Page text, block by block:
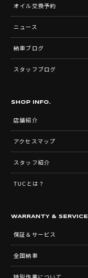
オイル交換予約
ニュース
納車ブログ
スタッフブログ
SHOP INFO.
店舗紹介
アクセスマップ
スタッフ紹介
TUCとは？
WARRANTY & SERVICE
保証＆サービス
全国納車